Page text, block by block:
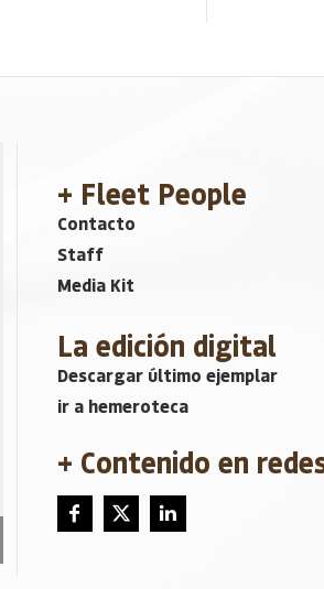
+ Fleet People
Contacto
Staff
Media Kit
La edición digital
Descargar último ejemplar
ir a hemeroteca
+ Contenido en